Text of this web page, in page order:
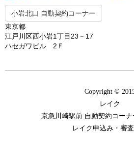
小岩北口 自動契約コーナー
東京都
江戸川区西小岩1丁目23－17
ハセガワビル 2Ｆ
Copyright ©
レイク
京急川崎駅前 自動契約コー
レイク申込み・審